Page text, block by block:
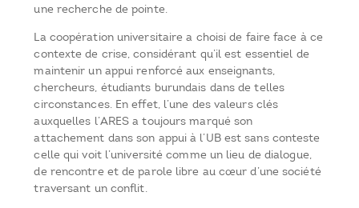
une recherche de pointe.
La coopération universitaire a choisi de faire face à ce
contexte de crise, considérant qu’il est essentiel de
maintenir un appui renforcé aux enseignants,
chercheurs, étudiants burundais dans de telles
circonstances. En effet, l’une des valeurs clés
auxquelles l’ARES a toujours marqué son
attachement dans son appui à l’UB est sans conteste
celle qui voit l’université comme un lieu de dialogue,
de rencontre et de parole libre au cœur d’une société
traversant un conflit.